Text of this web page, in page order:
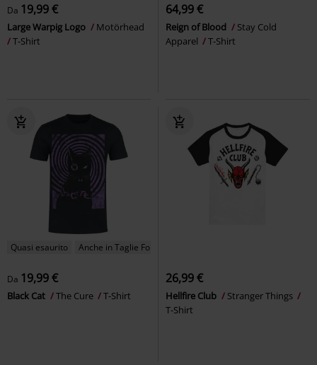
Da 19,99 €
Large Warpig Logo
Motörhead
T-Shirt
64,99 €
Reign of Blood
Stay Cold
Apparel
T-Shirt
Quasi esaurito Anche in Taglie Forti
Da 19,99 €
Black Cat The Cure T-Shirt
26,99 €
Hellfire Club
Stranger Things
T-Shirt